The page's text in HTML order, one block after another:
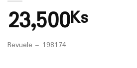
23,500Ks
Revuele – 198174